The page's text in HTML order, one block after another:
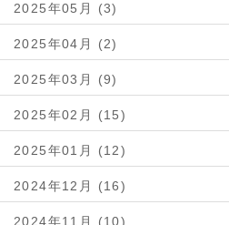
2025年05月 (3)
2025年04月 (2)
2025年03月 (9)
2025年02月 (15)
2025年01月 (12)
2024年12月 (16)
2024年11月 (10)